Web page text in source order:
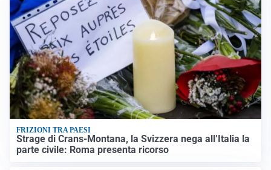
FRIZIONI TRA PAESI
Strage di Crans-Montana, la Svizzera nega all’Italia la
parte civile: Roma presenta ricorso